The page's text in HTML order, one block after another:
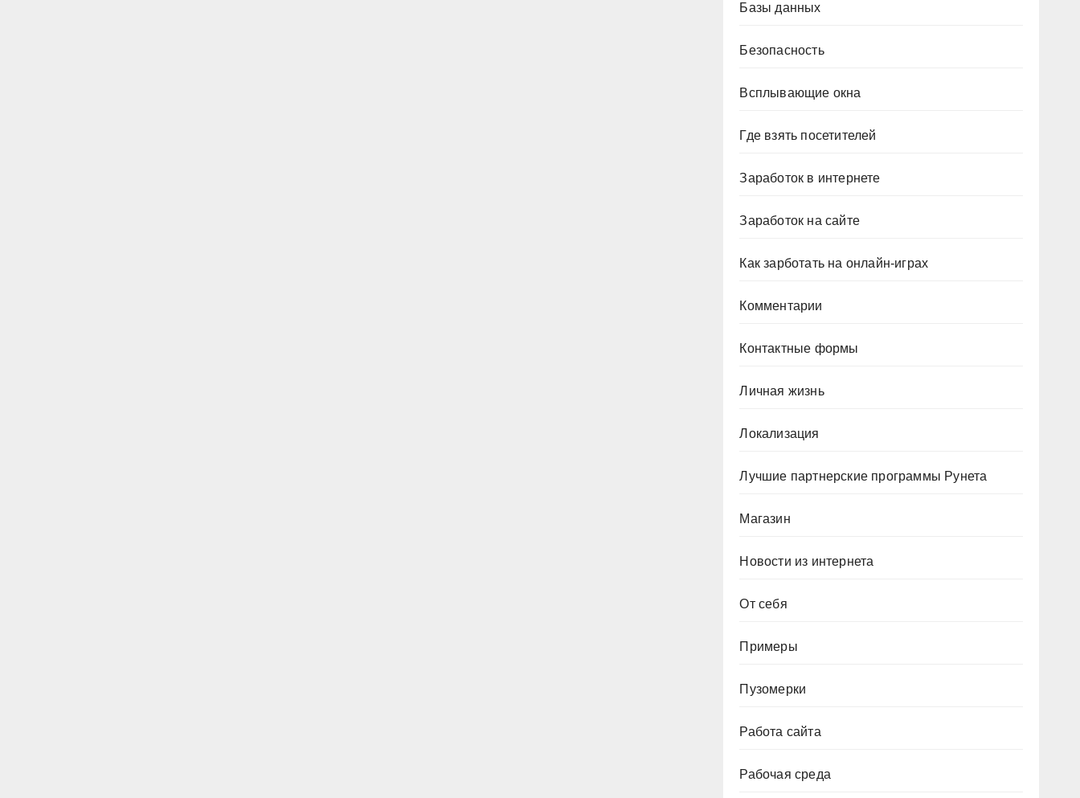
Базы данных
Безопасность
Всплывающие окна
Где взять посетителей
Заработок в интернете
Заработок на сайте
Как зарботать на онлайн-играх
Комментарии
Контактные формы
Личная жизнь
Локализация
Лучшие партнерские программы Рунета
Магазин
Новости из интернета
От себя
Примеры
Пузомерки
Работа сайта
Рабочая среда